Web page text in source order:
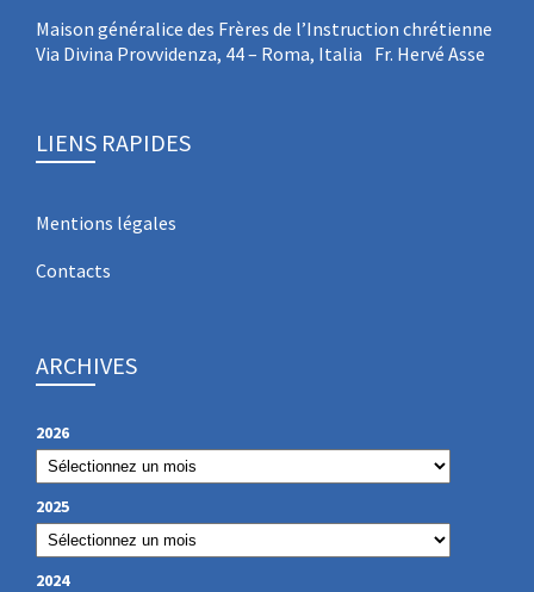
Maison généralice des Frères de l’Instruction chrétienne
Via Divina Provvidenza, 44 – Roma, Italia Fr. Hervé Asse
LIENS RAPIDES
Mentions légales
Contacts
ARCHIVES
2026
2025
2024